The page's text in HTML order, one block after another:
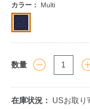
https://
カラー： Multi
数量
在庫状況： USお取り